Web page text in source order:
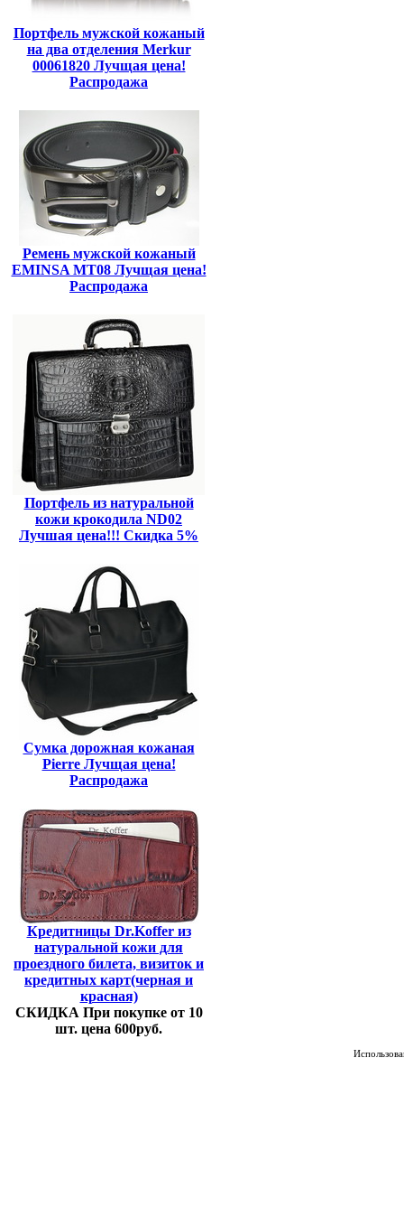
Портфель мужской кожаный
на два отделения Merkur
00061820 Лучщая цена!
Распродажа
Ремень мужской кожаный
EMINSA MT08 Лучщая цена!
Распродажа
Портфель из натуральной
кожи крокодила ND02
Лучшая цена!!! Скидка 5%
Сумка дорожная кожаная
Pierre Лучщая цена!
Распродажа
Кредитницы Dr.Koffer из
натуральной кожи для
проездного билета, визиток и
кредитных карт(черная и
красная)
СКИДКА При покупке от 10
шт. цена 600руб.